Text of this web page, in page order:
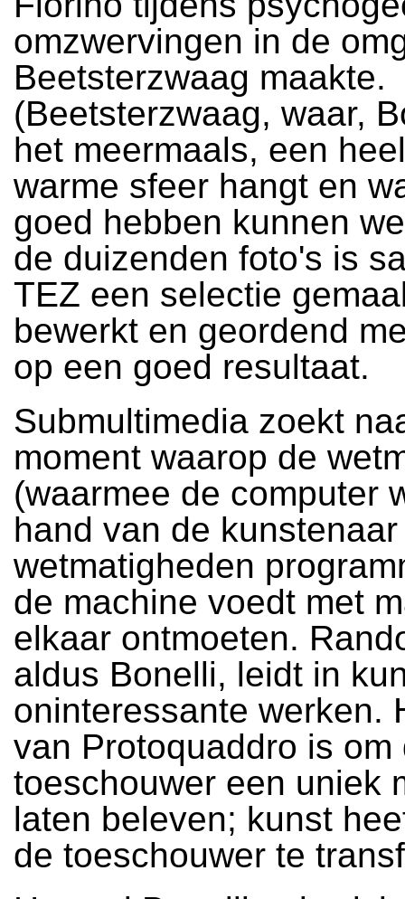
omzwervingen in de
Beetsterzwaag maakte.
(Beetsterzwaag, waar,
het meermaals, een
warme sfeer hangt en
goed hebben kunnen
de duizenden foto's is
TEZ een selectie
bewerkt en geordend
op een goed resultaat.
Submultimedia zoekt
moment waarop de
(waarmee de computer
hand van de
wetmatigheden
de machine voedt met
elkaar ontmoeten.
aldus Bonelli, leidt in
oninteressante werken.
van Protoquaddro is om
toeschouwer een uniek
laten beleven; kunst
de toeschouwer te